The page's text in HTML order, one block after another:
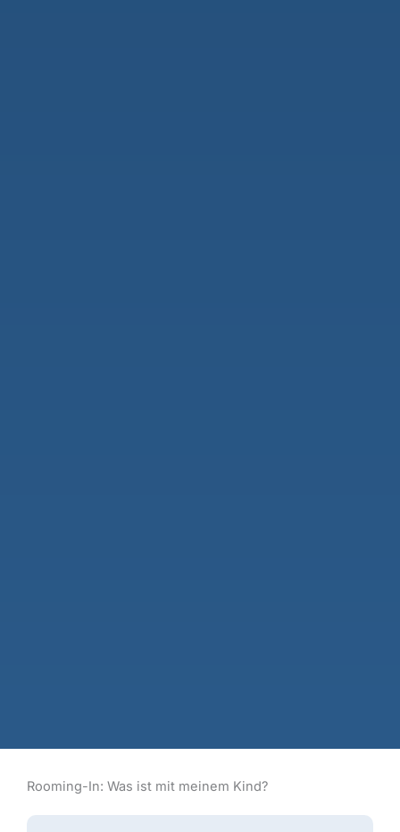
Rooming-In: Was ist mit meinem Kind?